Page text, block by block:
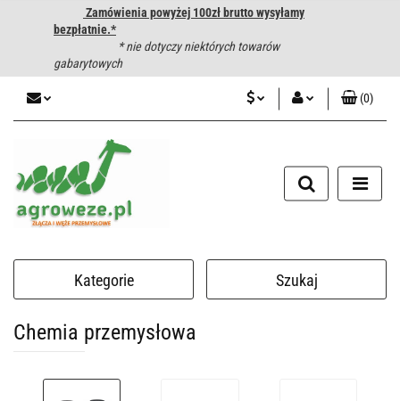
Zamówienia powyżej 100zł brutto wysyłamy
bezpłatnie.*
* nie dotyczy niektórych towarów
gabarytowych
Zarejestruj się
Dodaj zgłoszenie
(0)
Kategorie Szukaj
Chemia przemysłowa